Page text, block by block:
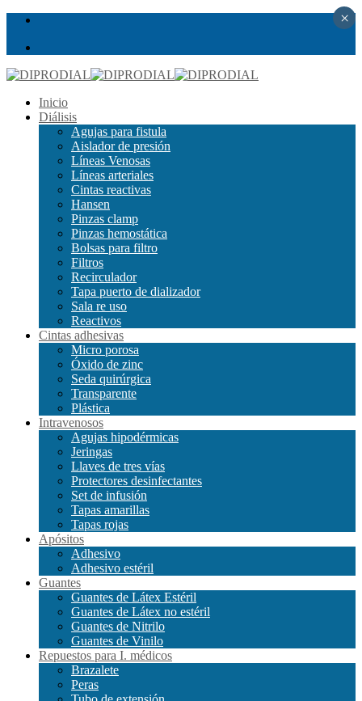
Inicio
Diálisis
Agujas para fistula
Aislador de presión
Líneas Venosas
Líneas arteriales
Cintas reactivas
Hansen
Pinzas clamp
Pinzas hemostática
Bolsas para filtro
Filtros
Recirculador
Tapa puerto de dializador
Sala re uso
Reactivos
Cintas adhesivas
Micro porosa
Óxido de zinc
Seda quirúrgica
Transparente
Plástica
Intravenosos
Agujas hipodérmicas
Jeringas
Llaves de tres vías
Protectores desinfectantes
Set de infusión
Tapas amarillas
Tapas rojas
Apósitos
Adhesivo
Adhesivo estéril
Guantes
Guantes de Látex Estéril
Guantes de Látex no estéril
Guantes de Nitrilo
Guantes de Vinilo
Repuestos para I. médicos
Brazalete
Peras
×